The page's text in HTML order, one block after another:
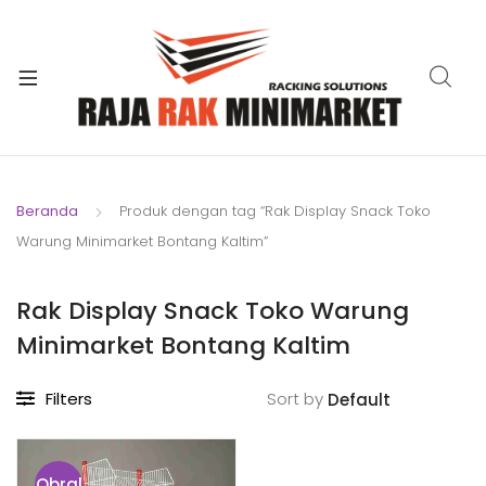
Beranda
Produk dengan tag “Rak Display Snack Toko
Warung Minimarket Bontang Kaltim”
Rak Display Snack Toko Warung
Minimarket Bontang Kaltim
Filters Sort by